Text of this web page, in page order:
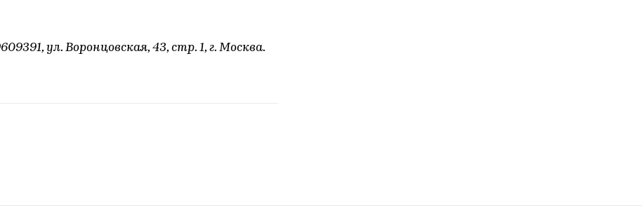
ул. Воронцовская, 43, стр. 1, г. Москва.